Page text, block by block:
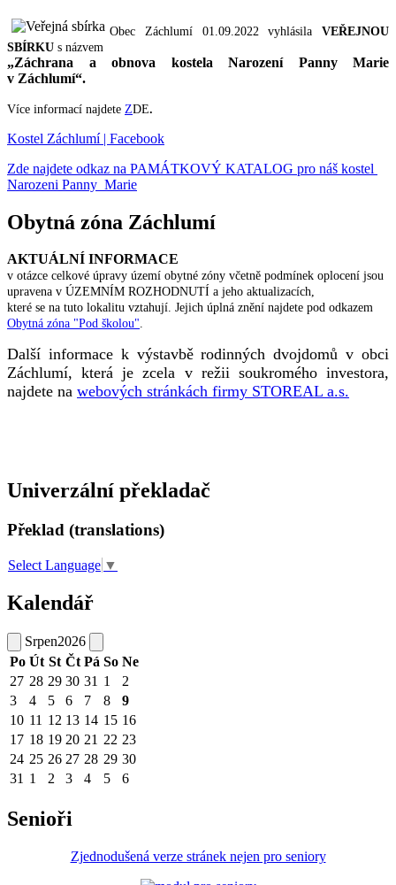
Obec Záchlumí 01.09.2022 vyhlásila VEŘEJNOU
SBÍRKU s názvem
„Záchrana a obnova kostela Narození Panny Marie
v Záchlumí“.
Více informací najdete ZDE.
Kostel Záchlumí | Facebook
Zde najdete odkaz na PAMÁTKOVÝ KATALOG pro náš kostel
Narozeni Panny Marie
Obytná zóna Záchlumí
AKTUÁLNÍ INFORMACE
v otázce celkové úpravy území obytné zóny včetně podmínek oplocení jsou
upravena v ÚZEMNÍM ROZHODNUTÍ a jeho aktualizacích,
které se na tuto lokalitu vztahují. Jejich úplná znění najdete pod odkazem
Obytná zóna "Pod školou".
Další informace k výstavbě rodinných dvojdomů v obci
Záchlumí, která je zcela v režii soukromého investora,
najdete na webových stránkách firmy STOREAL a.s.
Univerzální překladač
Překlad (translations)
Select Language ▼
Kalendář
Srpen2026
Po Út St Čt Pá So Ne
27 28 29 30 31 1
2
3
4 5 6 7 8
9
10 11 12 13 14 15 16
17 18 19 20 21 22 23
24 25 26 27 28 29 30
31 1 2 3 4 5 6
Senioři
Zjednodušená verze stránek nejen pro seniory